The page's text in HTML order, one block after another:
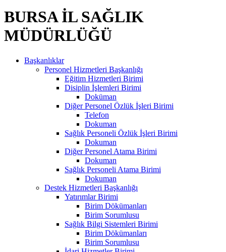
BURSA İL SAĞLIK
MÜDÜRLÜĞÜ
Başkanlıklar
Personel Hizmetleri Başkanlığı
Eğitim Hizmetleri Birimi
Disiplin İşlemleri Birimi
Doküman
Diğer Personel Özlük İşleri Birimi
Telefon
Dokuman
Sağlık Personeli Özlük İşleri Birimi
Dokuman
Diğer Personel Atama Birimi
Dokuman
Sağlık Personeli Atama Birimi
Dokuman
Destek Hizmetleri Başkanlığı
Yatırımlar Birimi
Birim Dökümanları
Birim Sorumlusu
Sağlık Bilgi Sistemleri Birimi
Birim Dökümanları
Birim Sorumlusu